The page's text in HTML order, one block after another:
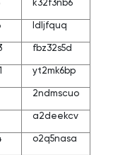
k32f3nb6
ldljfquq
fbz32s5d
yt2mk6bp
2ndmscuo
a2deekcv
o2q5nasa